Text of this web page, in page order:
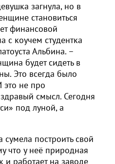
загнула, но в
становиться
финансовой
с коучем студентка
Альбина. –
будет сидеть в
Это всегда было
это не про
смысл. Сегодня
под луной, а
построить свой
что у неё природная
и работает на заводе